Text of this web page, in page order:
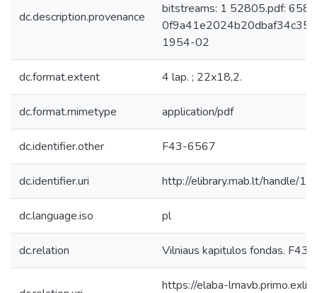
dc.description.provenance
bitstreams: 1 52805.pdf:
1954-02
dc.format.extent 4 lap. ; 22x18,2.
dc.format.mimetype application/pdf
dc.identifier.other F43-6567
dc.identifier.uri http://elibrary.mab.lt/handle/1/
dc.language.iso pl
dc.relation Vilniaus kapitulos fondas. F43,
https://elaba-